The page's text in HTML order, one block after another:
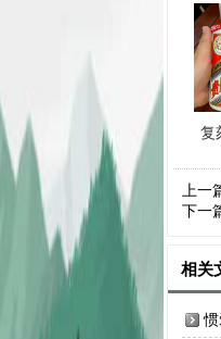
复
上一
下一
相关